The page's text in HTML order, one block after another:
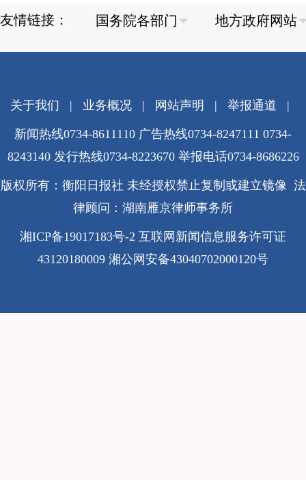
友情链接：
关于我们 | 业务概况| 网站声明 | 举报通道 |
新闻热线0734-8611110 广告热线0734-8247111 0734-
8243140 发行热线0734-8223670 举报电话0734-8686226
版权所有：衡阳日报社 未经授权禁止复制或建立镜像 法
律顾问：湖南雁京律师事务所
湘ICP备19017183号-2 互联网新闻信息服务许可证
43120180009 湘公网安备43040702000120号